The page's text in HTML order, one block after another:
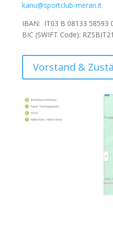
kanu@sportclub-meran.it
IBAN: IT03 B 08133 58593
BIC (SWIFT Code):
Vorstand &